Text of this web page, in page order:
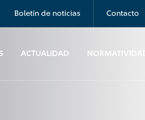
Boletín de noticias Contacto
ACTUALIDAD NORMATIVIDAD